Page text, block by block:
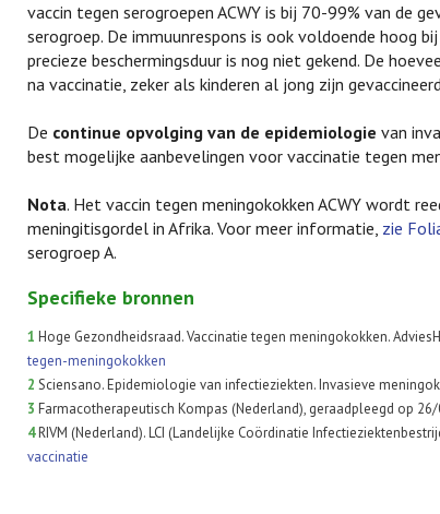
vaccin tegen serogroepen ACWY is bij 70-99% van de
serogroep. De immuunrespons is ook voldoende hoog
precieze beschermingsduur is nog niet gekend. De
na vaccinatie, zeker als kinderen al jong zijn
De continue opvolging van de epidemiologie van
best mogelijke aanbevelingen voor vaccinatie tegen
Nota. Het vaccin tegen meningokokken ACWY wordt
meningitisgordel in Afrika. Voor meer informatie, zie
serogroep A.
Specifieke bronnen
1 Hoge Gezondheidsraad. Vaccinatie tegen meningokokken.
tegen-meningokokken
2 Sciensano. Epidemiologie van infectieziekten. Invasieve
3 Farmacotherapeutisch Kompas (Nederland), geraadpleegd op
4RIVM (Nederland). LCI (Landelijke Coördinatie
vaccinatie